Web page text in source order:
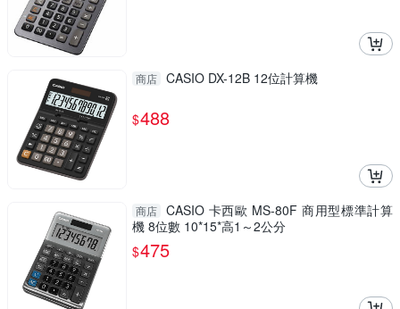
商店 CASIO DX-12B 12位計算機
$488
商店 CASIO 卡西歐 MS-80F 商用型標準計算
機 8位數 10*15*高1～2公分
$475